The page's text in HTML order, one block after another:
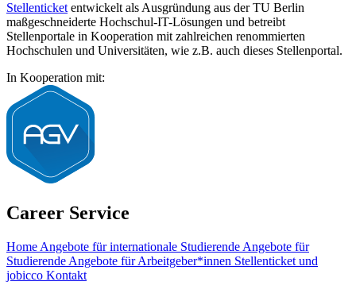
Stellenticketentwickelt als Ausgründung aus der TU Berlin
maßgeschneiderte Hochschul-IT-Lösungen und betreibt
Stellenportale in Kooperation mit zahlreichen renommierten
Hochschulen und Universitäten, wie z.B. auch dieses Stellenportal.
In Kooperation mit:
Career Service
Home Angebote für internationale Studierende Angebote für
Studierende Angebote für Arbeitgeber*innen Stellenticket und
jobicco Kontakt